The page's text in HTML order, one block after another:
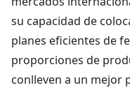
su capacidad de
planes eficientes de
proporciones de
conlleven a un